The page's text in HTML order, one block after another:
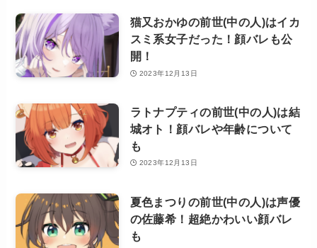
猫又おかゆの前世(中の人)はイカ
スミ系女子だった！顔バレも公
開！
2023年12月13日
ラトナプティの前世(中の人)は結
城オト！顔バレや年齢について
も
2023年12月13日
夏色まつりの前世(中の人)は声優
の佐藤希！超絶かわいい顔バレ
も